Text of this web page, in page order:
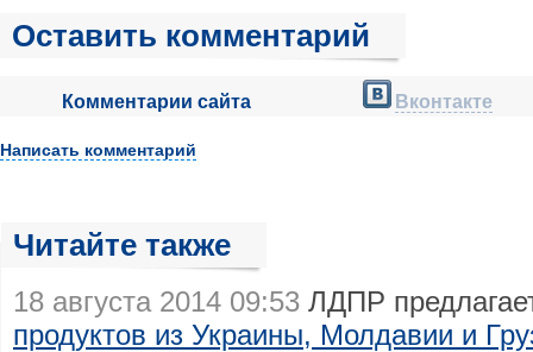
Оставить комментарий
Комментарии сайта Вконтакте
Написать комментарий
Читайте также
18 августа 2014 09:53 ЛДПР
продуктов из Украины, Молдавии и